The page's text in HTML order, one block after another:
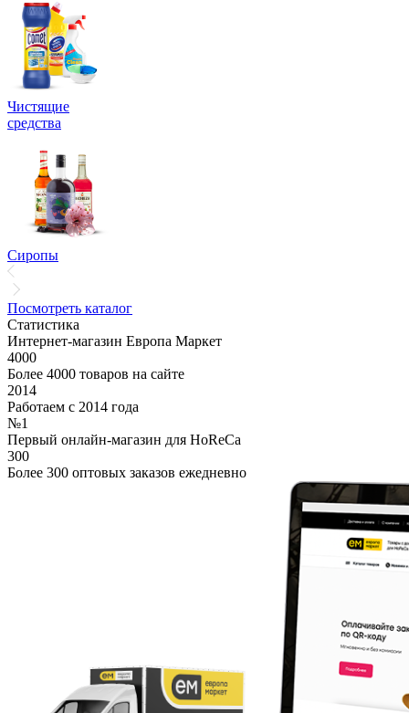
Чистящие
средства
Сиропы
Посмотреть каталог
Статистика
Интернет-магазин Европа Маркет
4000
Более 4000 товаров на сайте
2014
Работаем с 2014 года
№1
Первый онлайн-магазин для HoReCa
300
Более 300 оптовых заказов ежедневно